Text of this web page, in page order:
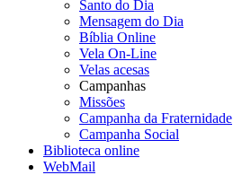
Santo do Dia
Mensagem do Dia
Bíblia Online
Vela On-Line
Velas acesas
Campanhas
Missões
Campanha da Fraternidade
Campanha Social
Biblioteca online
WebMail